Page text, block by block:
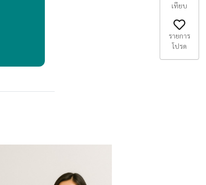
เทียบ
รายการ
โปรด